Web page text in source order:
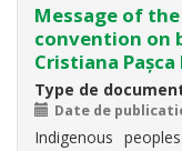
Message of
convention on
Cristiana Pașca
Type de
Date de
Indigenous